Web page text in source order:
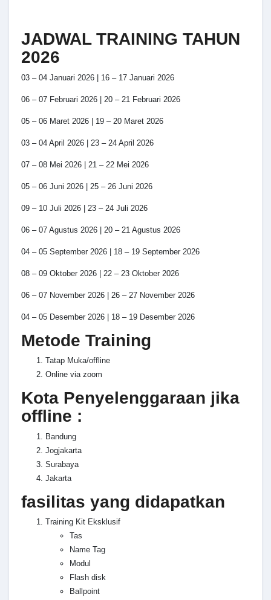
JADWAL TRAINING TAHUN
2026
03 – 04 Januari 2026 | 16 – 17 Januari 2026
06 – 07 Februari 2026 | 20 – 21 Februari 2026
05 – 06 Maret 2026 | 19 – 20 Maret 2026
03 – 04 April 2026 | 23 – 24 April 2026
07 – 08 Mei 2026 | 21 – 22 Mei 2026
05 – 06 Juni 2026 | 25 – 26 Juni 2026
09 – 10 Juli 2026 | 23 – 24 Juli 2026
06 – 07 Agustus 2026 | 20 – 21 Agustus 2026
04 – 05 September 2026 | 18 – 19 September 2026
08 – 09 Oktober 2026 | 22 – 23 Oktober 2026
06 – 07 November 2026 | 26 – 27 November 2026
04 – 05 Desember 2026 | 18 – 19 Desember 2026
Metode Training
Tatap Muka/offline
Online via zoom
Kota Penyelenggaraan jika
offline :
Bandung
Jogjakarta
Surabaya
Jakarta
fasilitas yang didapatkan
Training Kit Eksklusif
Tas
Name Tag
Modul
Flash disk
Ballpoint